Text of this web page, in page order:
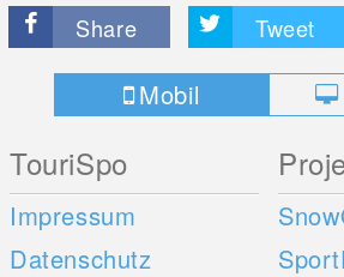
Share Tweet
Mobil
TouriSpo
Impressum
Datenschutz